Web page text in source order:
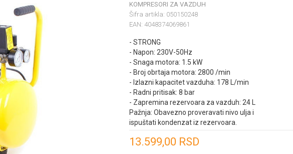
KOMPRESORI ZA VAZDUH
Šifra artikla: 050150248
EAN: 4048374069861
- STRONG
- Napon: 230V-50Hz
- Snaga motora: 1.5 kW
- Broj obrtaja motora: 2800 /min
- Izlazni kapacitet vazduha: 178 L/min
- Radni pritisak: 8 bar
- Zapremina rezervoara za vazduh: 24 L
Pažnja: Obavezno proveravati nivo ulja i
ispuštati kondenzat iz rezervoara.
13.599,00 RSD